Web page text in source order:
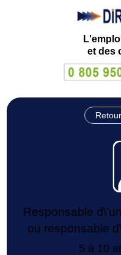
et des
Responsable
ou responsable
5 à 10